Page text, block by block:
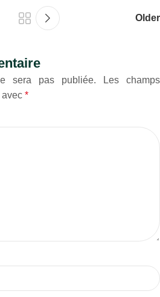
Older
sera pas publiée.
Les champs
*